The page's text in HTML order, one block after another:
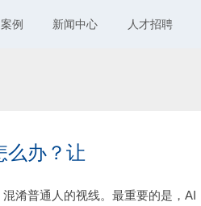
例 新闻中心 人才招聘
么办？让
淆普通人的视线。最重要的是，AI